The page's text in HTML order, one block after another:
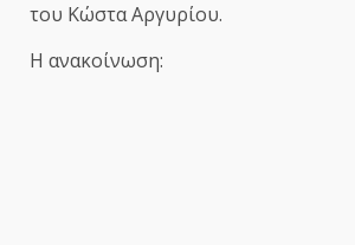
του Κώστα Αργυρίου.
Η ανακοίνωση: